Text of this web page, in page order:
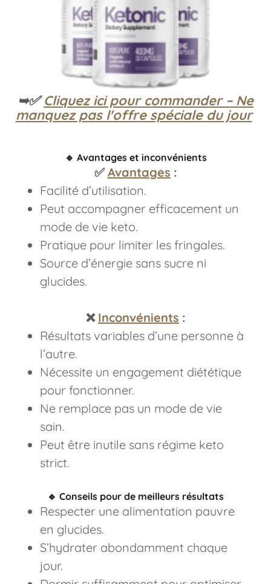
➥✅Cliquez ici pour commander – Ne
manquez pas l'offre spéciale du jour
🔹 Avantages et inconvénients
✅ Avantages :
Facilité d’utilisation.
Peut accompagner efficacement un
mode de vie keto.
Pratique pour limiter les fringales.
Source d’énergie sans sucre ni
glucides.
❌ Inconvénients :
Résultats variables d’une personne à
l’autre.
Nécessite un engagement diététique
pour fonctionner.
Ne remplace pas un mode de vie
sain.
Peut être inutile sans régime keto
strict.
🔹 Conseils pour de meilleurs résultats
Respecter une alimentation pauvre
en glucides.
S’hydrater abondamment chaque
jour.